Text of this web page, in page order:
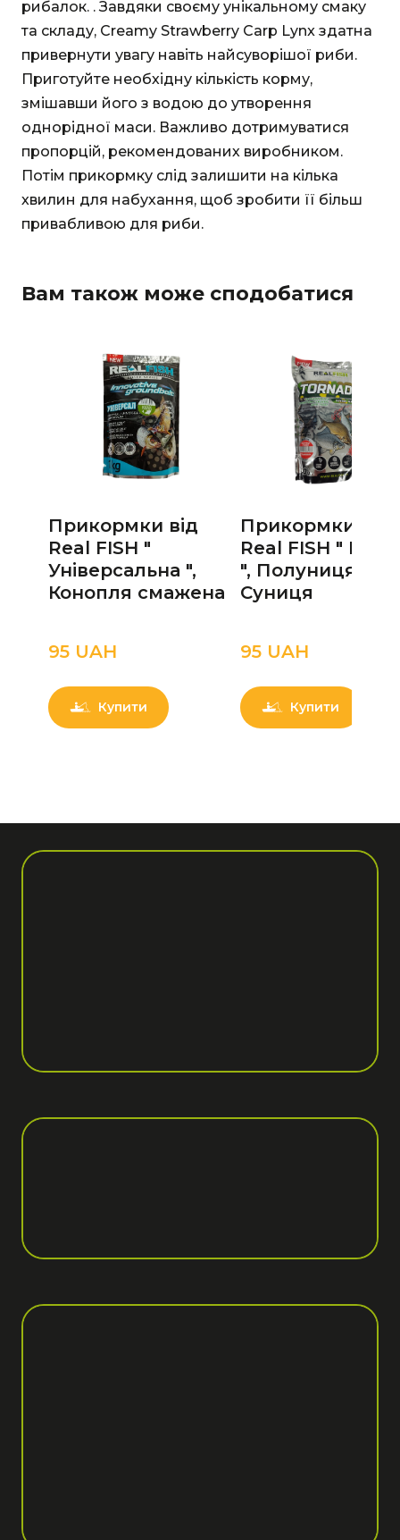
рибалок. . Завдяки своєму унікальному смаку
та складу, Creamy Strawberry Carp Lynx здатна
привернути увагу навіть найсуворішої риби.
Приготуйте необхідну кількість корму,
змішавши його з водою до утворення
однорідної маси. Важливо дотримуватися
пропорцій, рекомендованих виробником.
Потім прикормку слід залишити на кілька
хвилин для набухання, щоб зробити її більш
привабливою для риби.
Вам також може сподобатися
Прикормки від
Real FISH "
Універсальна ",
Конопля смажена
95 UAН
Купити
Прикормки від
Real FISH "
", Полуниця,
Суниця
95 UAН
Купити